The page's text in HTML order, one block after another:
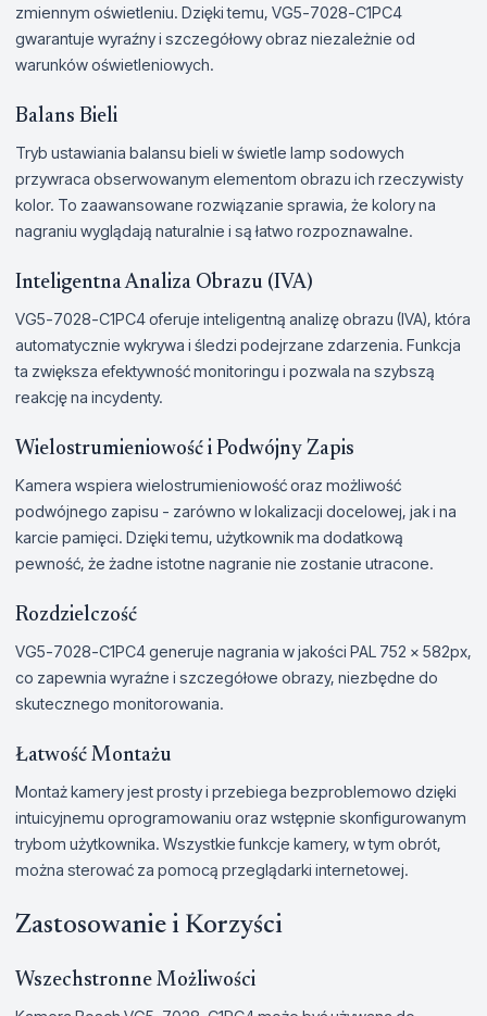
zmiennym oświetleniu. Dzięki temu, VG5-7028-C1PC4
gwarantuje wyraźny i szczegółowy obraz niezależnie od
warunków oświetleniowych.
Balans Bieli
Tryb ustawiania balansu bieli w świetle lamp sodowych
przywraca obserwowanym elementom obrazu ich rzeczywisty
kolor. To zaawansowane rozwiązanie sprawia, że kolory na
nagraniu wyglądają naturalnie i są łatwo rozpoznawalne.
Inteligentna Analiza Obrazu (IVA)
VG5-7028-C1PC4 oferuje inteligentną analizę obrazu (IVA), która
automatycznie wykrywa i śledzi podejrzane zdarzenia. Funkcja
ta zwiększa efektywność monitoringu i pozwala na szybszą
reakcję na incydenty.
Wielostrumieniowość i Podwójny Zapis
Kamera wspiera wielostrumieniowość oraz możliwość
podwójnego zapisu - zarówno w lokalizacji docelowej, jak i na
karcie pamięci. Dzięki temu, użytkownik ma dodatkową
pewność, że żadne istotne nagranie nie zostanie utracone.
Rozdzielczość
VG5-7028-C1PC4 generuje nagrania w jakości PAL 752 x 582px,
co zapewnia wyraźne i szczegółowe obrazy, niezbędne do
skutecznego monitorowania.
Łatwość Montażu
Montaż kamery jest prosty i przebiega bezproblemowo dzięki
intuicyjnemu oprogramowaniu oraz wstępnie skonfigurowanym
trybom użytkownika. Wszystkie funkcje kamery, w tym obrót,
można sterować za pomocą przeglądarki internetowej.
Zastosowanie i Korzyści
Wszechstronne Możliwości